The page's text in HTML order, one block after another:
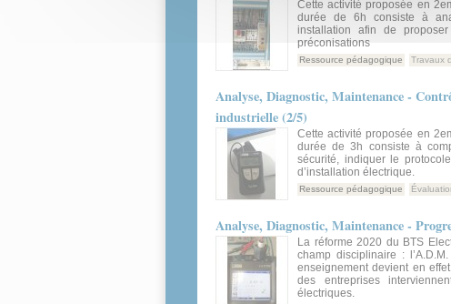
Cette activité proposée en
durée de 6h consiste à
installation afin de
préconisations
Ressource pédagogique Travaux
Analyse, Diagnostic, Maintenance -
industrielle (2/5)
Cette activité proposée en
durée de 3h consiste à
sécurité, indiquer le
d’installation électrique.
Ressource pédagogique
Analyse, Diagnostic, Maintenance -
La réforme 2020 du BTS
champ disciplinaire :
enseignement devient en
des entreprises
électriques.